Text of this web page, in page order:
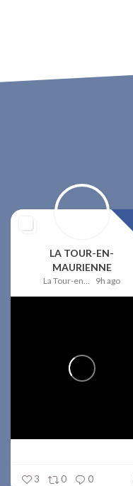
LA TOUR-EN-
MAURIENNE
La Tour-en-Maurienne 9h ago
3 0 0